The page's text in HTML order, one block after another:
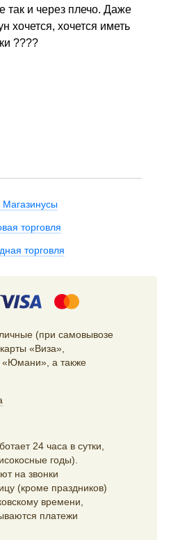
так и через плечо. Даже
хочется, хочется иметь
????
Магазинусы
торговля
торговля
(при самовывозе
«Виза»,
а также
24 часа в сутки,
годы).
на звонки
(кроме праздников)
времени,
платежи